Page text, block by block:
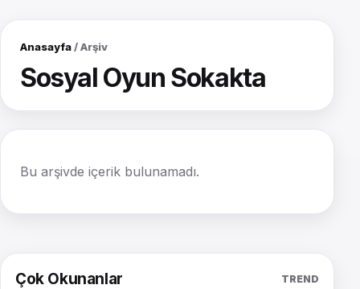
Anasayfa/ Arşiv
Sosyal Oyun Sokakta
Bu arşivde içerik bulunamadı.
Çok Okunanlar TREND